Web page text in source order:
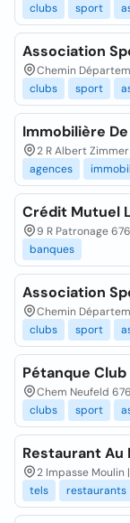
clubs
sport
Association
Chemin
clubs
sport
Immobilière
2 R Albert
agences
Crédit Mutuel
9 R Patronage
banques
Association
Chemin
clubs
sport
Pétanque
Chem Neufeld
clubs
sport
Restaurant Au
2 Impasse Moulin
tels
restaurants